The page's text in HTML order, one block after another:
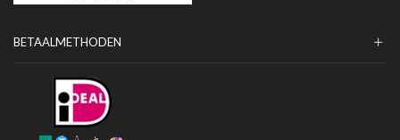
BETAALMETHODEN